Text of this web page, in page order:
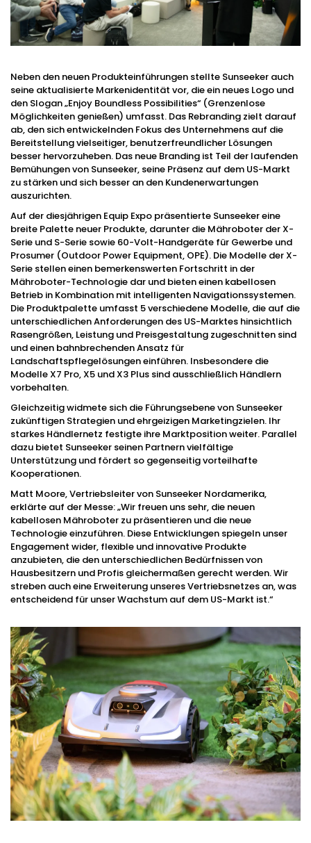
Neben den neuen Produkteinführungen stellte Sunseeker auch
seine aktualisierte Markenidentität vor, die ein neues Logo und
den Slogan „Enjoy Boundless Possibilities“ (Grenzenlose
Möglichkeiten genießen) umfasst. Das Rebranding zielt darauf
ab, den sich entwickelnden Fokus des Unternehmens auf die
Bereitstellung vielseitiger, benutzerfreundlicher Lösungen
besser hervorzuheben. Das neue Branding ist Teil der laufenden
Bemühungen von Sunseeker, seine Präsenz auf dem US-Markt
zu stärken und sich besser an den Kundenerwartungen
auszurichten.
Auf der diesjährigen Equip Expo präsentierte Sunseeker eine
breite Palette neuer Produkte, darunter die Mähroboter der X-
Serie und S-Serie sowie 60-Volt-Handgeräte für Gewerbe und
Prosumer (Outdoor Power Equipment, OPE). Die Modelle der X-
Serie stellen einen bemerkenswerten Fortschritt in der
Mähroboter-Technologie dar und bieten einen kabellosen
Betrieb in Kombination mit intelligenten Navigationssystemen.
Die Produktpalette umfasst 5 verschiedene Modelle, die auf die
unterschiedlichen Anforderungen des US-Marktes hinsichtlich
Rasengrößen, Leistung und Preisgestaltung zugeschnitten sind
und einen bahnbrechenden Ansatz für
Landschaftspflegelösungen einführen. Insbesondere die
Modelle X7 Pro, X5 und X3 Plus sind ausschließlich Händlern
vorbehalten.
Gleichzeitig widmete sich die Führungsebene von Sunseeker
zukünftigen Strategien und ehrgeizigen Marketingzielen. Ihr
starkes Händlernetz festigte ihre Marktposition weiter. Parallel
dazu bietet Sunseeker seinen Partnern vielfältige
Unterstützung und fördert so gegenseitig vorteilhafte
Kooperationen.
Matt Moore, Vertriebsleiter von Sunseeker Nordamerika,
erklärte auf der Messe: „Wir freuen uns sehr, die neuen
kabellosen Mähroboter zu präsentieren und die neue
Technologie einzuführen. Diese Entwicklungen spiegeln unser
Engagement wider, flexible und innovative Produkte
anzubieten, die den unterschiedlichen Bedürfnissen von
Hausbesitzern und Profis gleichermaßen gerecht werden. Wir
streben auch eine Erweiterung unseres Vertriebsnetzes an, was
entscheidend für unser Wachstum auf dem US-Markt ist.“